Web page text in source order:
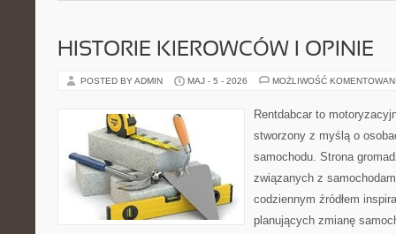
HISTORIE KIEROWCÓW I OPINIE
POSTED BY ADMIN MAJ - 5 - 2026 MOŻLIWOŚĆ
Rentdabcar to
stworzony z myślą o
samochodu. Strona
związanych z
codziennym źródłem
planujących zmianę